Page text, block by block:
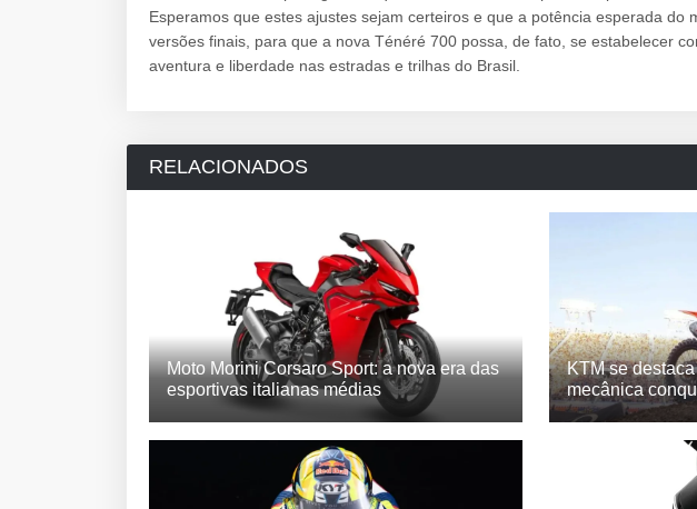
Esperamos que estes ajustes sejam certeiros e que a potência esperada do
versões finais, para que a nova Ténéré 700 possa, de fato, se estabelecer
aventura e liberdade nas estradas e trilhas do Brasil.
RELACIONADOS
Moto Morini Corsaro Sport: a nova era das
esportivas italianas médias
KTM se
mecânica